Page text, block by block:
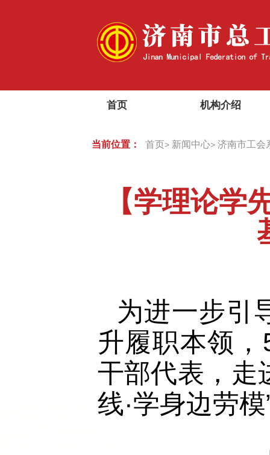
首页 机构介绍
当前位置： 首页> 新闻中心> 济南市工会
【学理论
为进一步引
升履职本领
干部代表，走
线·学身边劳